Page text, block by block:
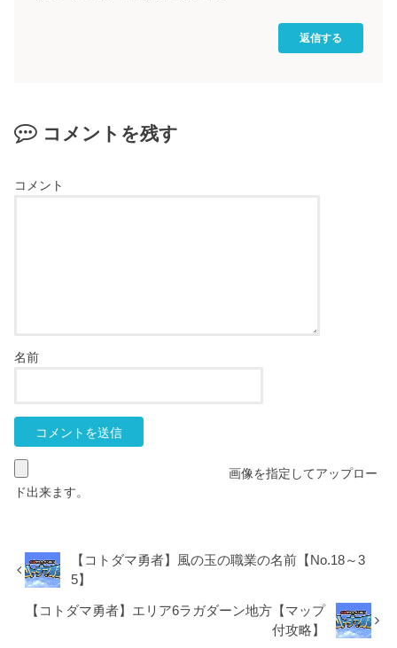
返信する
コメントを残す
コメント
名前
画像を指定してアップロー
ド出来ます。
【コトダマ勇者】風の玉の職業の名前【No.18～3
5】
【コトダマ勇者】エリア6ラガダーン地方【マップ
付攻略】